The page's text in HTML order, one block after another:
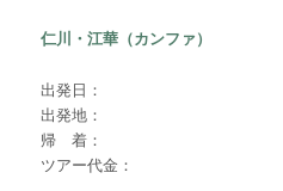
仁川・江華（カンファ）
出発日：
出発地：
帰 着：
ツアー代金：